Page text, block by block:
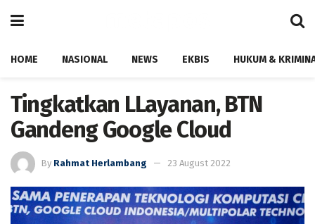
HOME NASIONAL NEWS EKBIS HUKUM &
Tingkatkan LLayanan, BTN
Gandeng Google Cloud
By Rahmat Herlambang 23 August 2022